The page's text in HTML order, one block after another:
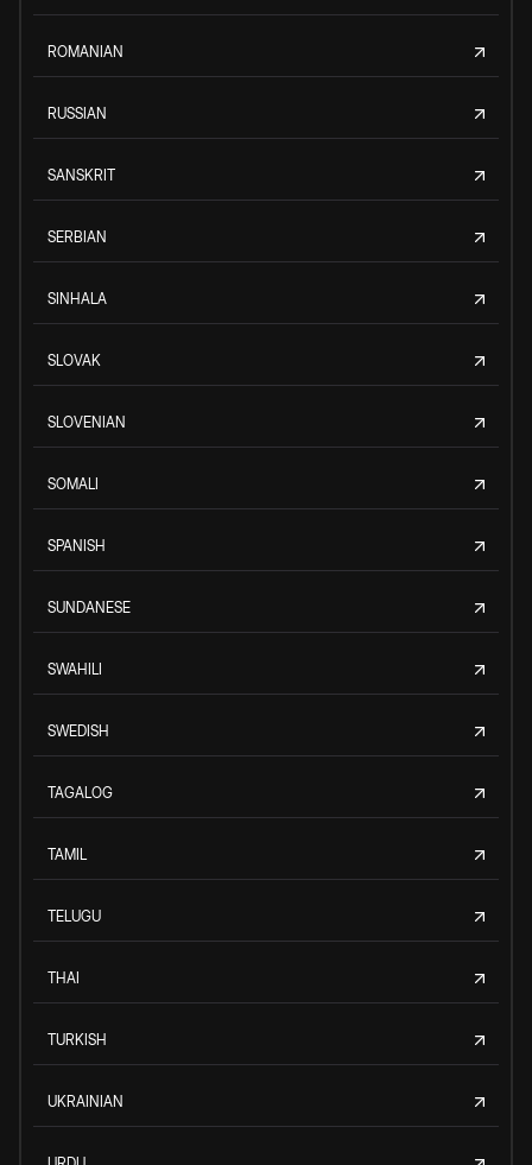
ROMANIAN
RUSSIAN
SANSKRIT
SERBIAN
SINHALA
SLOVAK
SLOVENIAN
SOMALI
SPANISH
SUNDANESE
SWAHILI
SWEDISH
TAGALOG
TAMIL
TELUGU
THAI
TURKISH
UKRAINIAN